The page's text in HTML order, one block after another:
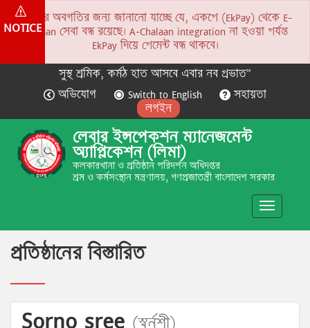
NOTICE
সকলের অবগতির জন্য জানানো যাচ্ছে যে, একপে (EkPay) থেকে E-
Chalaan সেবা বন্ধ রয়েছে। A-Chalaan integration না হওয়া পর্যন্ত
EkPay দিয়ে পেমেন্ট বন্ধ থাকবে।
সুস্থ শ্রমিক, কর্মঠ হাত আসবে এবার নব প্রভাত”
অভিযোগ
Switch to English
সহায়তা
লগইন
লেবার ইন্সপেকশন ম্যানেজমেন্ট
অ্যাপ্লিকেশন (লিমা)
কলকারখানা ও প্রতিষ্ঠান পরিদর্শন অধিদপ্তর
শ্রম ও কর্মসংস্থান মন্ত্রণালয়, গণপ্রজাতন্ত্রী বাংলাদেশ সরকার
Toggle
প্রতিষ্ঠানের বিস্তারিত
Sorno sree (স্বর্নশী)